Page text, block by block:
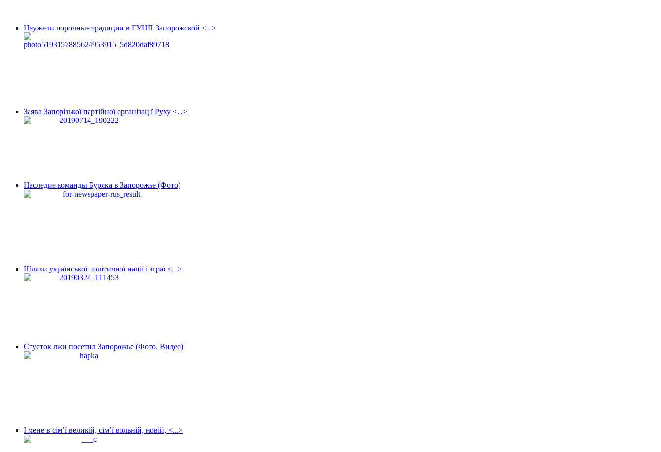
Неужели порочные традиции в ГУНП Запорожской <...>
Заява Запорізької партійної організації Руху <...>
Наследие команды Буряка в Запорожье (Фото)
Шляхи української політичної нації і зграї <...>
Сгусток лжи посетил Запорожье (Фото. Видео)
І мене в сім’ї великій, сім’ї вольній, новій, <...>